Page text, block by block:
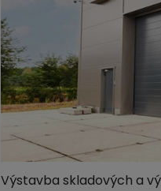
Výstavba skladových a